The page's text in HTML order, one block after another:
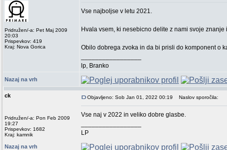
Pridružen/-a: Pet Maj 2009
20:03
Prispevkov: 419
Kraj: Nova Gorica
Vse najboljse v letu 2021.
Hvala vsem, ki nesebicno delite z nami svoje znanje
Obilo dobrega zvoka in da bi prisli do komponent o
lp, Branko
Nazaj na vrh
ck
Pridružen/-a: Pon Feb 2009
19:27
Prispevkov: 1682
Kraj: kamnik
Objavljeno: Sob Jan 01, 2022 00:19 Naslov sporočila:
Vse naj v 2022 in veliko dobre glasbe.
LP
Nazaj na vrh